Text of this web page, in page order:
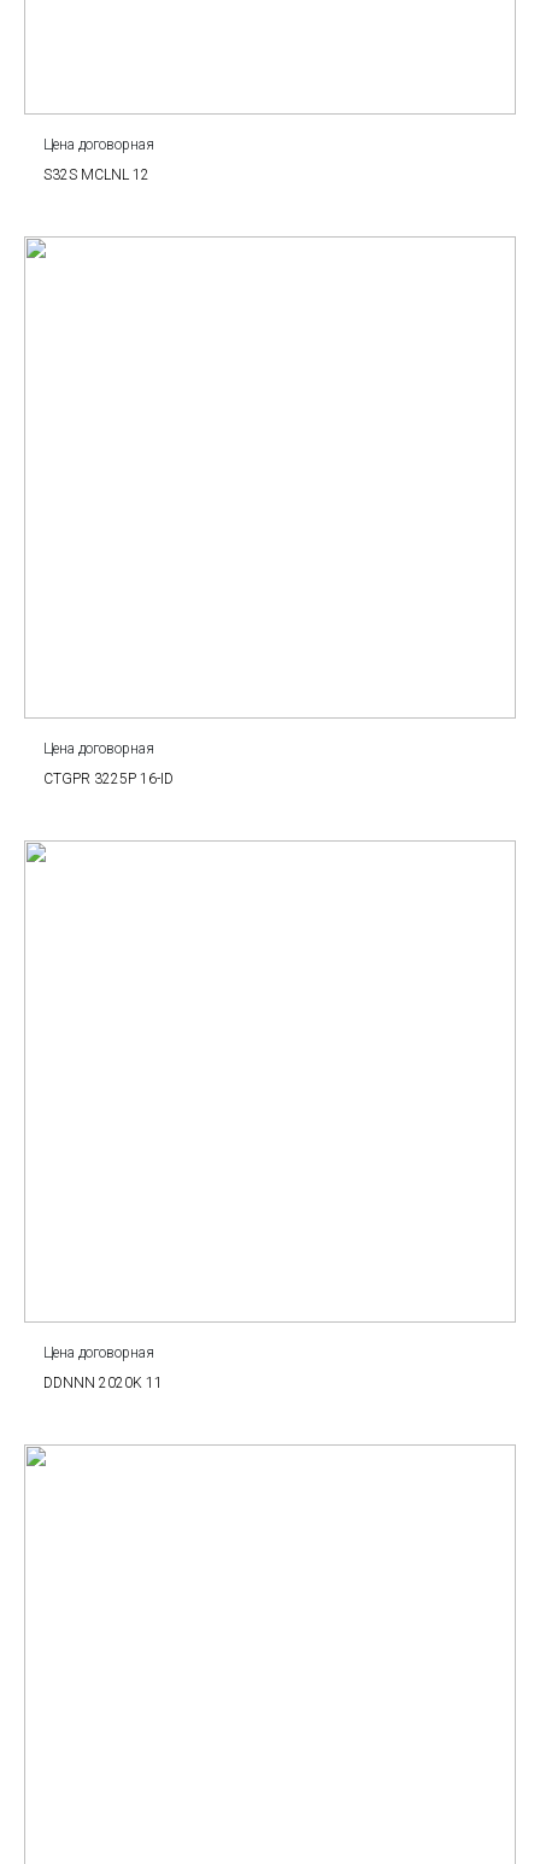
Цена договорная
S32S MCLNL 12
Цена договорная
CTGPR 3225P 16-ID
Цена договорная
DDNNN 2020K 11